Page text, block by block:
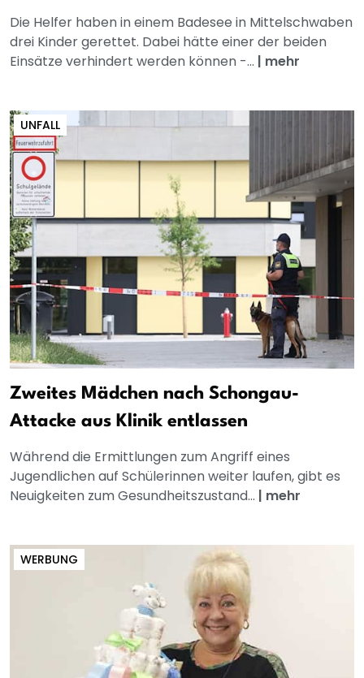
Die Helfer haben in einem Badesee in Mittelschwaben
drei Kinder gerettet. Dabei hätte einer der beiden
Einsätze verhindert werden können -... | mehr
UNFALL
Zweites Mädchen nach Schongau-
Attacke aus Klinik entlassen
Während die Ermittlungen zum Angriff eines
Jugendlichen auf Schülerinnen weiter laufen, gibt es
Neuigkeiten zum Gesundheitszustand... | mehr
WERBUNG